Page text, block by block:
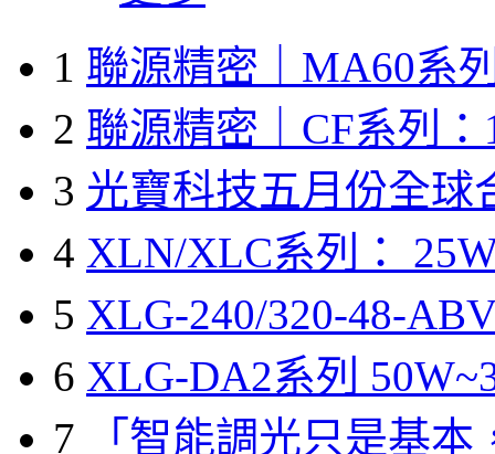
1 聯源精密｜MA60系
2 聯源精密｜CF系列：
3 光寶科技五月份全球
4 XLN/XLC系列：
5 XLG-240/320-48-
6 XLG-DA2系列
7
「智能調光只是基本